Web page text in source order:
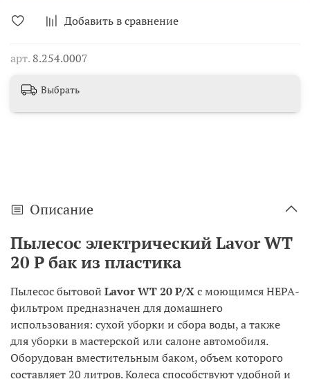
Добавить в сравнение
арт.8.254.0007
Выбрать
Описание
Пылесос электрический Lavor WT
20 P бак из пластика
Пылесос бытовой Lavor WT 20 P/Xс моющимся НЕРА-
фильтром предназначен для домашнего
использования: сухой уборки и сбора воды, а также
для уборки в мастерской или салоне автомобиля.
Оборудован вместительным баком, объем которого
составляет 20 литров. Колеса способствуют удобной и